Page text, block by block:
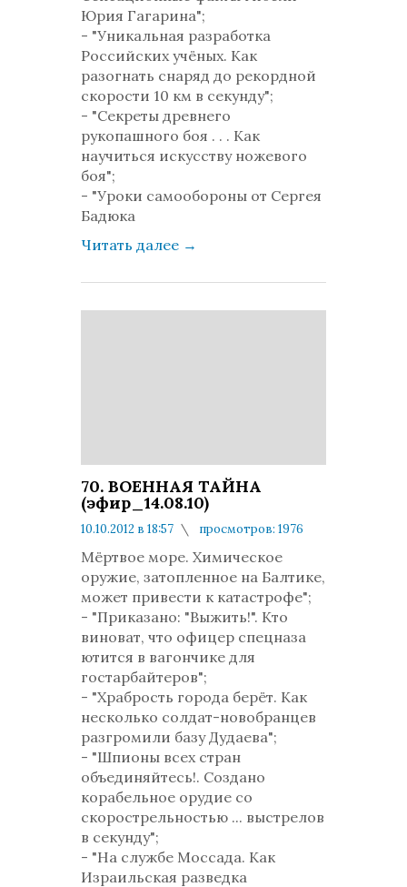
Юрия Гагарина";
- "Уникальная разработка
Российских учёных. Как
разогнать снаряд до рекордной
скорости 10 км в секунду";
- "Секреты древнего
рукопашного боя . . . Как
научиться искусству ножевого
боя";
- "Уроки самообороны от Сергея
Бадюка
Читать далее →
70. ВОЕННАЯ ТАЙНА
(эфир_14.08.10)
10.10.2012 в 18:57
просмотров: 1976
Мёртвое море. Химическое
оружие, затопленное на Балтике,
может привести к катастрофе";
- "Приказано: "Выжить!". Кто
виноват, что офицер спецназа
ютится в вагончике для
гостарбайтеров";
- "Храбрость города берёт. Как
несколько солдат-новобранцев
разгромили базу Дудаева";
- "Шпионы всех стран
объединяйтесь!. Создано
корабельное орудие со
скорострельностью ... выстрелов
в секунду";
- "На службе Моссада. Как
Израильская разведка